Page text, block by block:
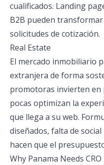
cualificados. Landing
B2B pueden
solicitudes de cotización.
Real Estate
El mercado inmobiliario
extranjera de forma
promotoras invierten en
pocas optimizan la
que llega a su web.
diseñados, falta de
hacen que el
Why Panama Needs